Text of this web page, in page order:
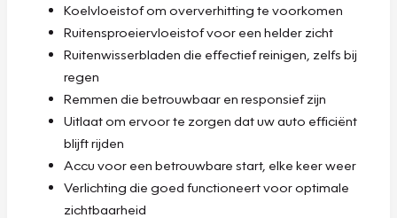
Koelvloeistof om oververhitting te voorkomen
Ruitensproeiervloeistof voor een helder zicht
Ruitenwisserbladen die effectief reinigen, zelfs bij
regen
Remmen die betrouwbaar en responsief zijn
Uitlaat om ervoor te zorgen dat uw auto efficiënt
blijft rijden
Accu voor een betrouwbare start, elke keer weer
Verlichting die goed functioneert voor optimale
zichtbaarheid